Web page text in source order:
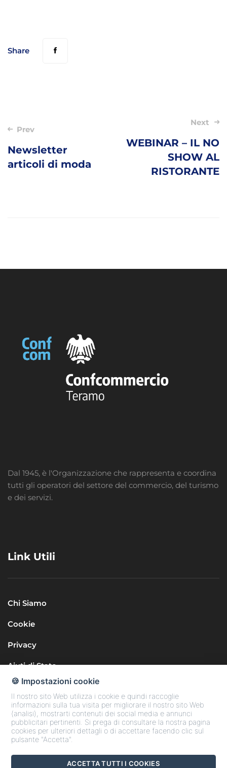
Share
Post
Prev
Newsletter
articoli di moda
Next
WEBINAR – IL NO
SHOW AL
RISTORANTE
Dal 1945, è l'Organizzazione che rappresenta e coordina
tutti gli operatori del settore del commercio, del turismo
e dei servizi.
Link Utili
Chi Siamo
Cookie
Privacy
Aiuti di Stato
Seguici sui Social
🍪 Impostazioni cookie
Il nostro sito Web utilizza i cookie e quindi raccoglie
informazioni sulla tua visita per migliorare il nostro sito Web
(analisi), mostrarti contenuti dei social media e annunci
pubblicitari pertinenti. Si prega di consultare la nostra pagina
cookies per ulteriori dettagli o di accettare facendo clic sul
pulsante "Accetta".
ACCETTA TUTTI I COOKIES